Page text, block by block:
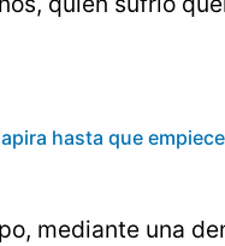
hasta que
mediante una